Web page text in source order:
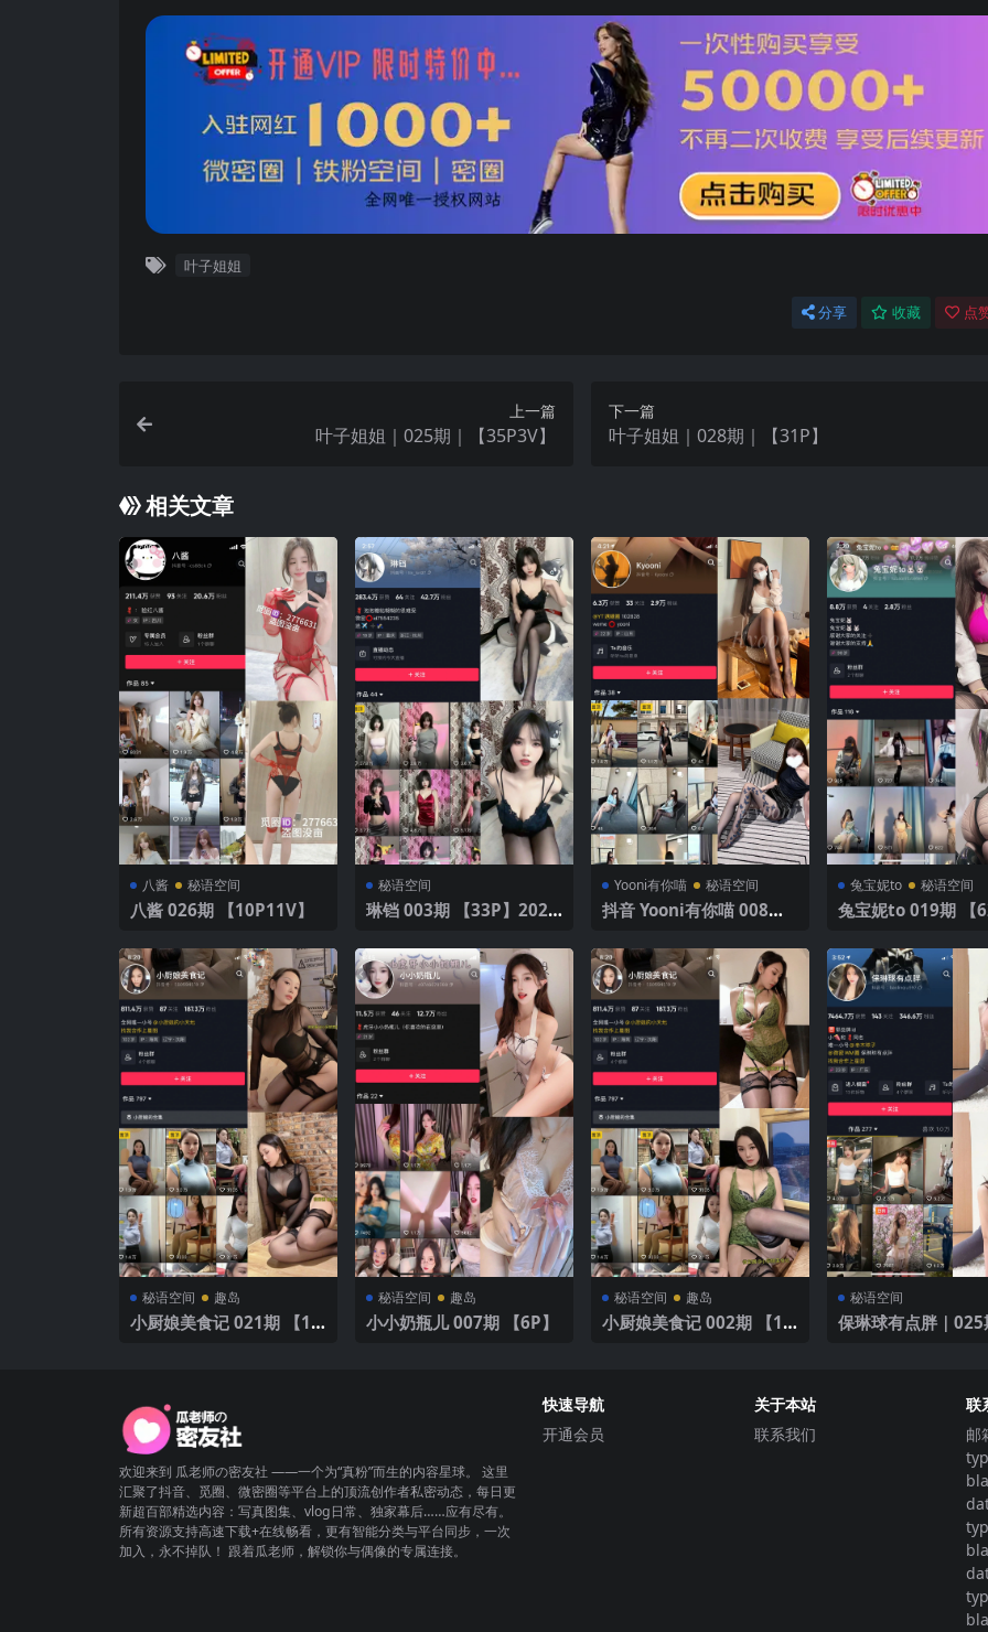
叶子姐姐
分享 收藏 点
上一篇
叶子姐姐｜025期｜【35P3V】
下一篇
叶子姐姐｜028期｜【31P】
相关文章
八酱 秘语空间
八酱 026期 【10P11V】
秘语空间
琳铛 003期 【33P】2025
Yooni有你喵 秘语空间
抖音 Yooni有你喵 008期
兔宝妮to 秘语空间
兔宝妮to 019期 【
秘语空间 趣岛
小厨娘美食记 021期 【10
秘语空间 趣岛
小小奶瓶儿 007期 【6P】
秘语空间 趣岛
小厨娘美食记 002期 【16
秘语空间
保琳球有点胖｜025
欢迎来到 瓜老师の密友社 ——一个为“真粉”而生的内容星球。 这里
汇聚了抖音、觅圈、微密圈等平台上的顶流创作者私密动态，每日更
新超百部精选内容：写真图集、vlog日常、独家幕后……应有尽有。
所有资源支持高速下载+在线畅看，更有智能分类与平台同步，一次
加入，永不掉队！ 跟着瓜老师，解锁你与偶像的专属连接。
快速导航
开通会员
关于本站
联系我们
联
邮